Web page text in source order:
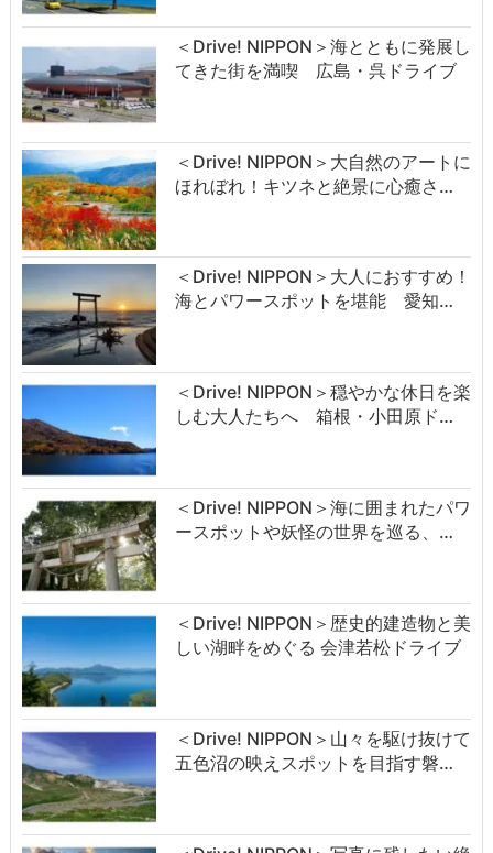
＜Drive! NIPPON＞海とともに発展し
てきた街を満喫 広島・呉ドライブ
＜Drive! NIPPON＞大自然のアートに
ほれぼれ！キツネと絶景に心癒さ…
＜Drive! NIPPON＞大人におすすめ！
海とパワースポットを堪能 愛知…
＜Drive! NIPPON＞穏やかな休日を楽
しむ大人たちへ 箱根・小田原ド…
＜Drive! NIPPON＞海に囲まれたパワ
ースポットや妖怪の世界を巡る、…
＜Drive! NIPPON＞歴史的建造物と美
しい湖畔をめぐる 会津若松ドライブ
＜Drive! NIPPON＞山々を駆け抜けて
五色沼の映えスポットを目指す磐…